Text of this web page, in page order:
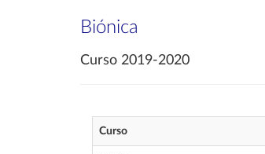
Biónica
Curso 2019-2020
Curso